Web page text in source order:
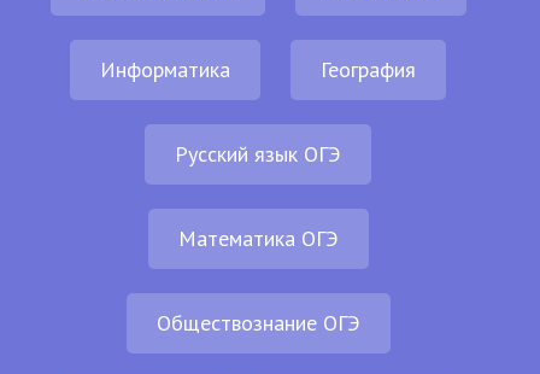
Информатика География
Русский язык ОГЭ
Математика ОГЭ
Обществознание ОГЭ